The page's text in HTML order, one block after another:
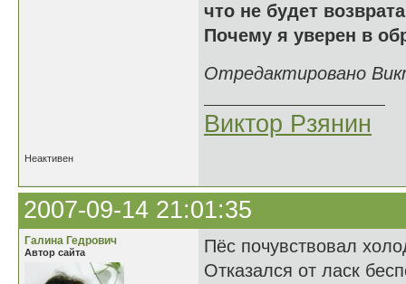
что не будет
Почему я уверен в
Отредактировано
Виктор Рзянин
Неактивен
2007-09-14 21:01:35
Галина Гедрович
Автор сайта
Пёс почувствовал
Отказался от ласк